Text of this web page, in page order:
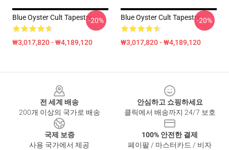
Blue Oyster Cult Tapestry
₩3,017,820 - ₩4,189,120
-20% Blue Oyster Cult Tapestry
₩3,017,820 - ₩4,189,120
-20%
전 세계 배송
200개 이상의 국가로 배송
안심하고 쇼핑하세요
클릭에서 배송까지 24/7 보호
국제 보증
사용 국가에서 제공
100% 안전한 결제
페이팔 / 마스터카드 / 비자